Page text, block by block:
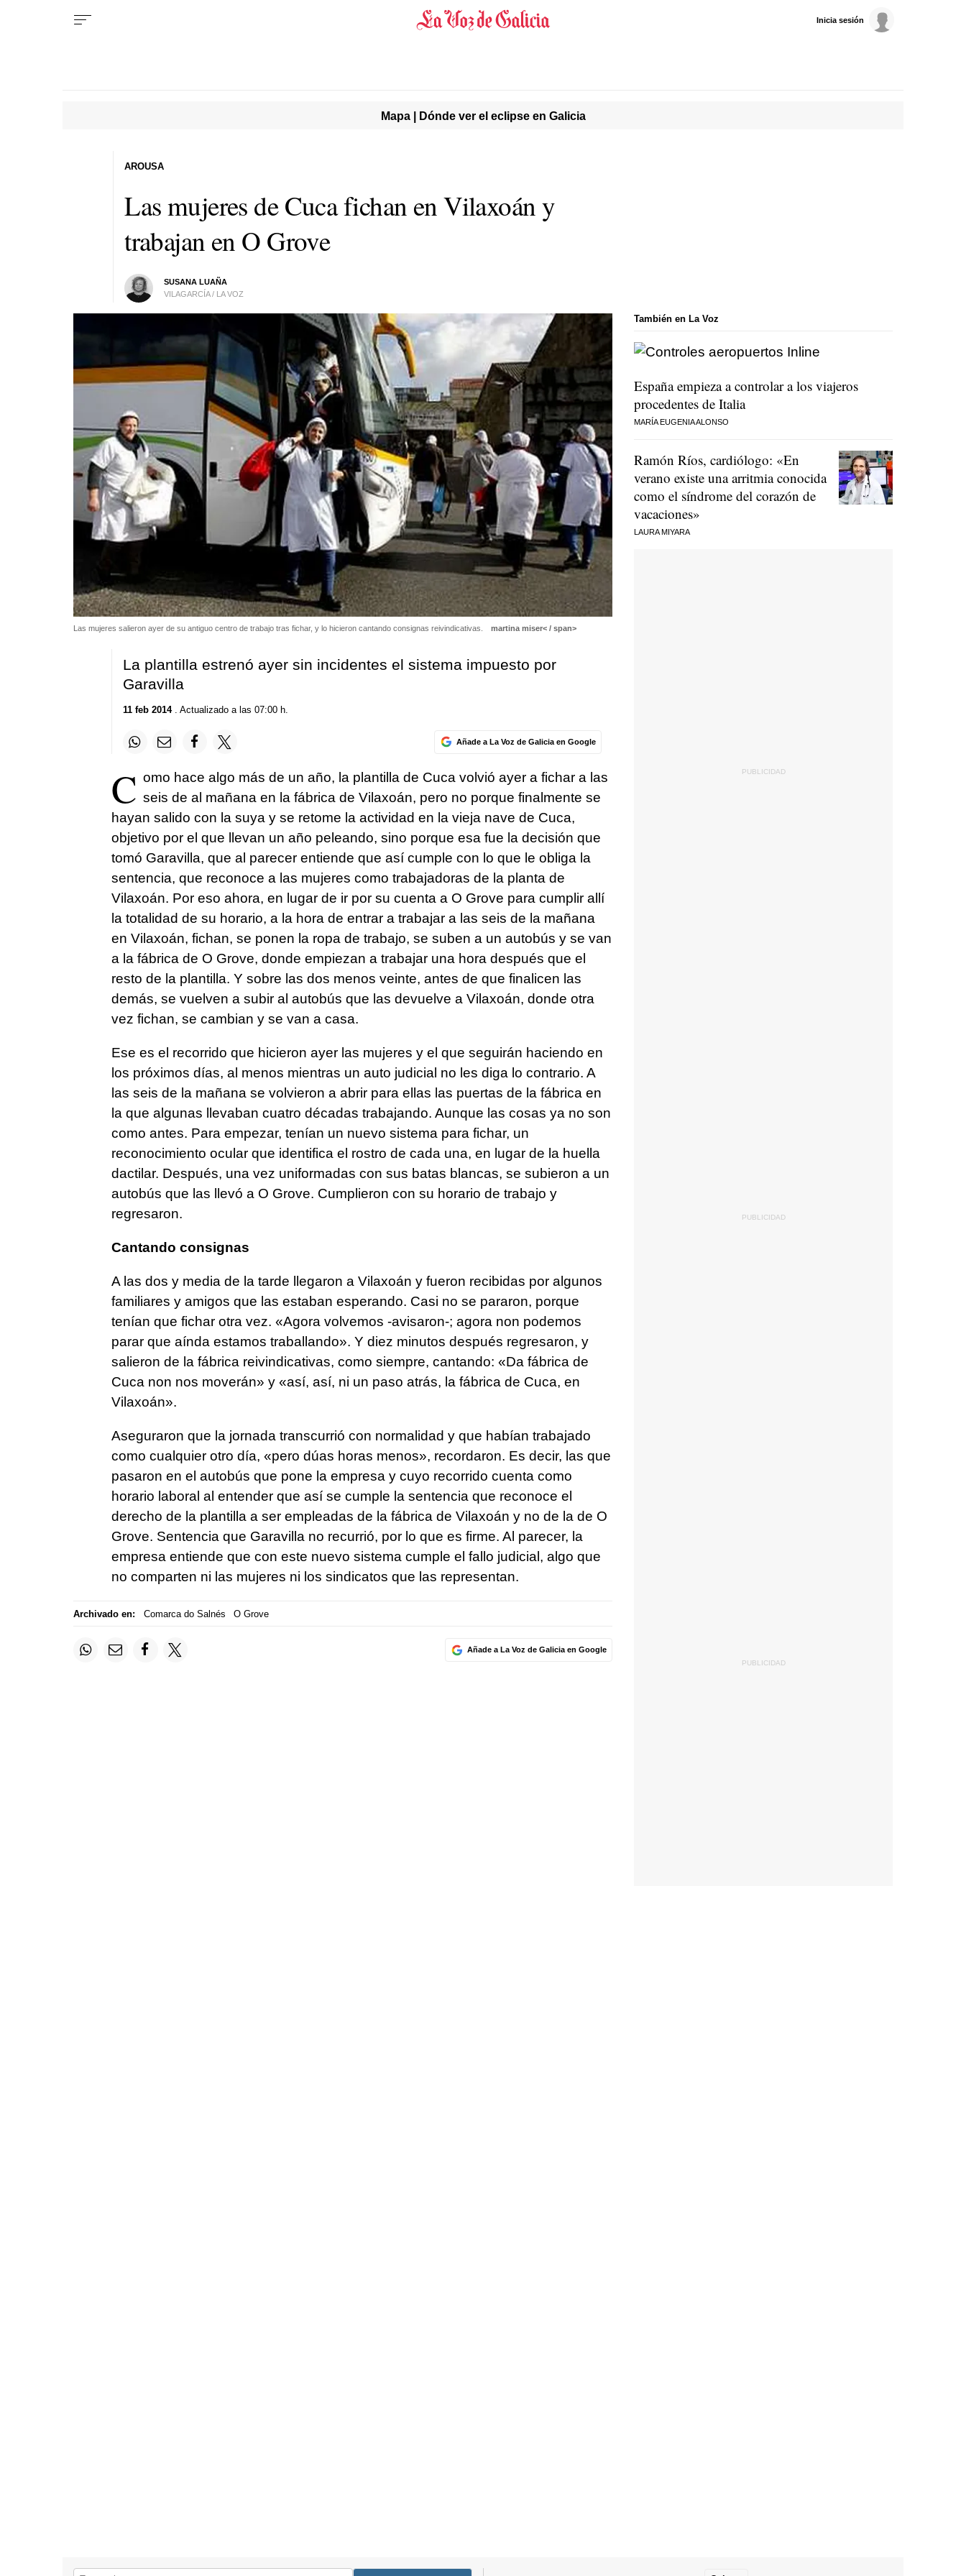
Inicia sesión
Mapa | Dónde ver el eclipse en Galicia
Las mujeres de Cuca fichan en Vilaxoán y
trabajan en O Grove
SUSANA LUAÑA
VILAGARCÍA / LA VOZ
AROUSA
Las mujeres salieron ayer de su antiguo centro de trabajo tras fichar, y lo hicieron cantando consignas reivindicativas. martina miser< / span>
La plantilla estrenó ayer sin incidentes el sistema impuesto por
Garavilla
11 feb 2014. Actualizado a las 07:00 h.
Añade a La Voz de Galicia en Google
C omo hace algo más de un año, la plantilla de Cuca volvió ayer a fichar a las
seis de al mañana en la fábrica de Vilaxoán, pero no porque finalmente se
hayan salido con la suya y se retome la actividad en la vieja nave de Cuca,
objetivo por el que llevan un año peleando, sino porque esa fue la decisión que
tomó Garavilla, que al parecer entiende que así cumple con lo que le obliga la
sentencia, que reconoce a las mujeres como trabajadoras de la planta de
Vilaxoán. Por eso ahora, en lugar de ir por su cuenta a O Grove para cumplir allí
la totalidad de su horario, a la hora de entrar a trabajar a las seis de la mañana
en Vilaxoán, fichan, se ponen la ropa de trabajo, se suben a un autobús y se van
a la fábrica de O Grove, donde empiezan a trabajar una hora después que el
resto de la plantilla. Y sobre las dos menos veinte, antes de que finalicen las
demás, se vuelven a subir al autobús que las devuelve a Vilaxoán, donde otra
vez fichan, se cambian y se van a casa.
Ese es el recorrido que hicieron ayer las mujeres y el que seguirán haciendo en
los próximos días, al menos mientras un auto judicial no les diga lo contrario. A
las seis de la mañana se volvieron a abrir para ellas las puertas de la fábrica en
la que algunas llevaban cuatro décadas trabajando. Aunque las cosas ya no son
como antes. Para empezar, tenían un nuevo sistema para fichar, un
reconocimiento ocular que identifica el rostro de cada una, en lugar de la huella
dactilar. Después, una vez uniformadas con sus batas blancas, se subieron a un
autobús que las llevó a O Grove. Cumplieron con su horario de trabajo y
regresaron.
Cantando consignas
A las dos y media de la tarde llegaron a Vilaxoán y fueron recibidas por algunos
familiares y amigos que las estaban esperando. Casi no se pararon, porque
tenían que fichar otra vez. «Agora volvemos -avisaron-; agora non podemos
parar que aínda estamos traballando». Y diez minutos después regresaron, y
salieron de la fábrica reivindicativas, como siempre, cantando: «Da fábrica de
Cuca non nos moverán» y «así, así, ni un paso atrás, la fábrica de Cuca, en
Vilaxoán».
Aseguraron que la jornada transcurrió con normalidad y que habían trabajado
como cualquier otro día, «pero dúas horas menos», recordaron. Es decir, las que
pasaron en el autobús que pone la empresa y cuyo recorrido cuenta como
horario laboral al entender que así se cumple la sentencia que reconoce el
derecho de la plantilla a ser empleadas de la fábrica de Vilaxoán y no de la de O
Grove. Sentencia que Garavilla no recurrió, por lo que es firme. Al parecer, la
empresa entiende que con este nuevo sistema cumple el fallo judicial, algo que
no comparten ni las mujeres ni los sindicatos que las representan.
Archivado en: Comarca do Salnés O Grove
Añade a La Voz de Galicia en Google
También en La Voz
España empieza a controlar a los viajeros
procedentes de Italia
MARÍA EUGENIA ALONSO
Ramón Ríos, cardiólogo: «En
verano existe una arritmia conocida
como el síndrome del corazón de
vacaciones»
LAURA MIYARA